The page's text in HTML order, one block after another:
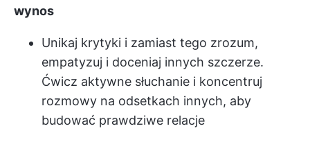
wynos
Unikaj krytyki i zamiast tego zrozum,
empatyzuj i doceniaj innych szczerze.
Ćwicz aktywne słuchanie i koncentruj
rozmowy na odsetkach innych, aby
budować prawdziwe relacje